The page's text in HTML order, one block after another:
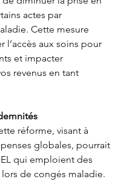
actes par
Cette mesure
l’accès aux soins pour
et impacter
revenus en tant
réforme, visant à
globales, pourrait
qui emploient des
de congés maladie.